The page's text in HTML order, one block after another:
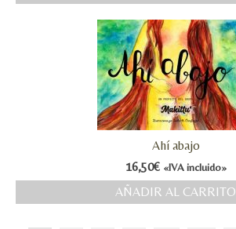
Ahí abajo
16,50€ «IVA incluido»
AÑADIR AL CARRITO